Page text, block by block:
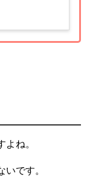
ね。
です。